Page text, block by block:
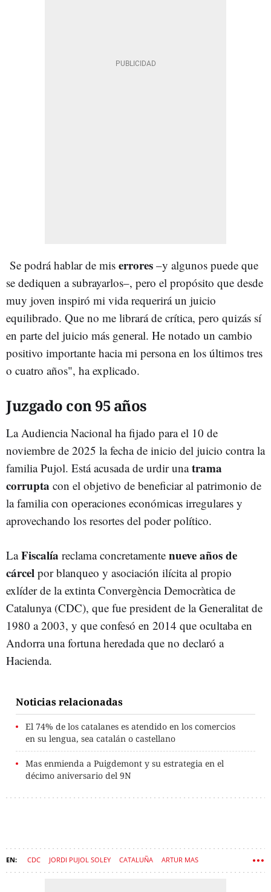
Se podrá hablar de mis errores –y algunos puede que
se dediquen a subrayarlos–, pero el propósito que desde
muy joven inspiró mi vida requerirá un juicio
equilibrado. Que no me librará de crítica, pero quizás sí
en parte del juicio más general. He notado un cambio
positivo importante hacia mi persona en los últimos tres
o cuatro años", ha explicado.
Juzgado con 95 años
La Audiencia Nacional ha fijado para el 10 de
noviembre de 2025 la fecha de inicio del juicio contra la
familia Pujol. Está acusada de urdir unatrama
corrupta con el objetivo de beneficiar al patrimonio de
la familia con operaciones económicas irregulares y
aprovechando los resortes del poder político.
LaFiscalía reclama concretamente nueve años de
cárcel por blanqueo y asociación ilícita al propio
exlíder de la extinta Convergència Democràtica de
Catalunya (CDC), que fue president de la Generalitat de
1980 a 2003, y que confesó en 2014 que ocultaba en
Andorra una fortuna heredada que no declaró a
Hacienda.
Noticias relacionadas
El 74% de los catalanes es atendido en los comercios
en su lengua, sea catalán o castellano
Mas enmienda a Puigdemont y su estrategia en el
décimo aniversario del 9N
CDC JORDI PUJOL SOLEY CATALUÑA ARTUR MAS